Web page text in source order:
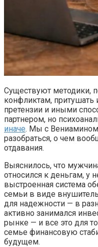
Существуют методики,
конфликтам, притушать
претензии и иными
партнером, но
иначе. Мы с
разобраться, о чем
отдавания.
Выяснилось, что
относился к деньгам, у
выстроенная система
семьи в виде
для надежности — в
активно занимался
рынке — и все это для
семье финансовую
будущем.